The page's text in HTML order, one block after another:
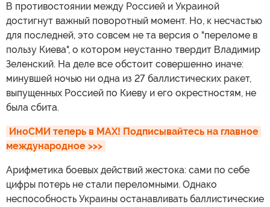
В противостоянии между Россией и Украиной
достигнут важный поворотный момент. Но, к несчастью
для последней, это совсем не та версия о "переломе в
пользу Киева", о котором неустанно твердит Владимир
Зеленский. На деле все обстоит совершенно иначе:
минувшей ночью ни одна из 27 баллистических ракет,
выпущенных Россией по Киеву и его окрестностям, не
была сбита.
ИноСМИ теперь в MAX! Подписывайтесь на главное
международное >>>
Арифметика боевых действий жестока: сами по себе
цифры потерь не стали переломными. Однако
неспособность Украины останавливать баллистические